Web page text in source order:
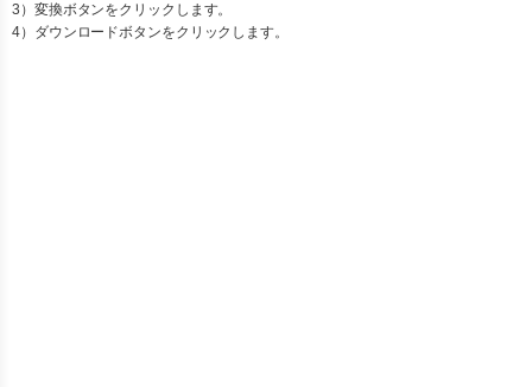
3）変換ボタンをクリックします。
4）ダウンロードボタンをクリックします。